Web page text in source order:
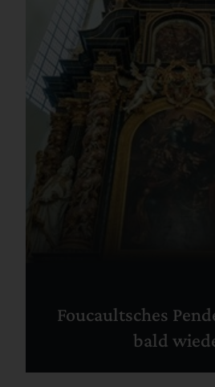
Foucaultsches
bald